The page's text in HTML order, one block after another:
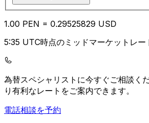
1.00 PEN = 0.29525829 USD
5:35 UTC時点のミッドマーケットレー
為替スペシャリストに今すぐご相談く
り有利なレートをご案内できます。
電話相談を予約